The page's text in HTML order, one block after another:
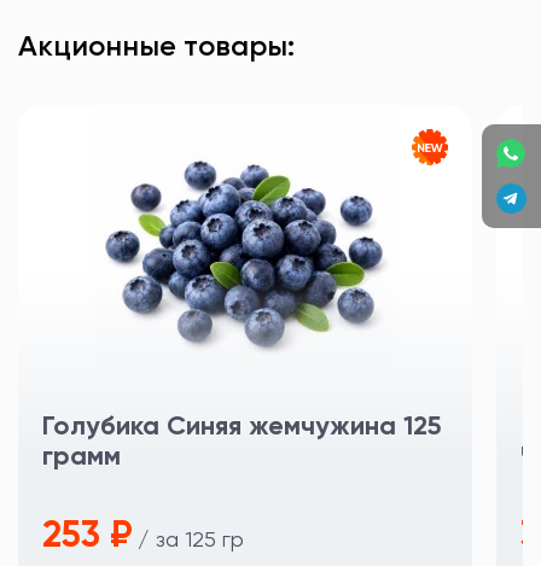
Акционные товары:
Голубика Синяя жемчужина 125
грамм
253 ₽ / за 125 гр